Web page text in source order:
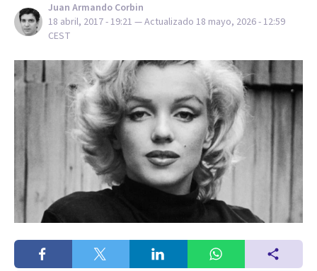
Juan Armando Corbin
18 abril, 2017 - 19:21 — Actualizado 18 mayo, 2026 - 12:59
CEST